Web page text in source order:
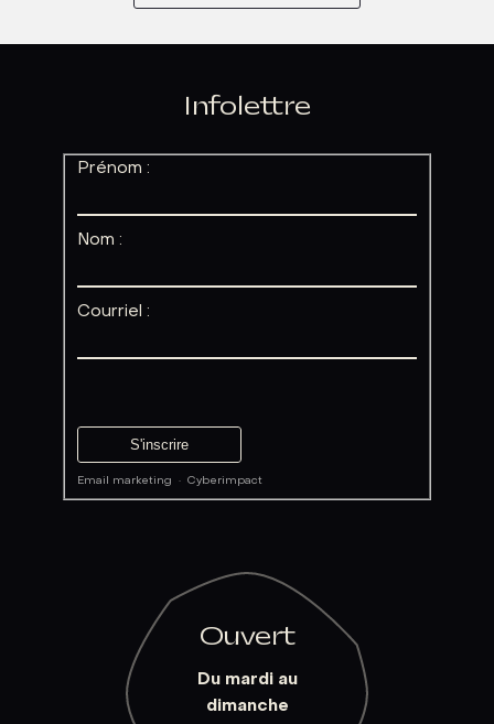
Infolettre
Prénom :
Nom :
Courriel :
Email marketing ·Cyberimpact
Ouvert
Du mardi au
dimanche